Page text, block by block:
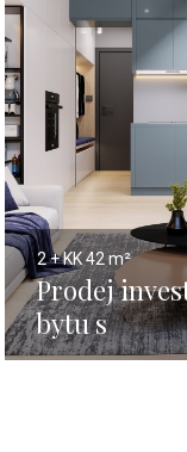
2 + KK42 m²
Prodej
bytu s